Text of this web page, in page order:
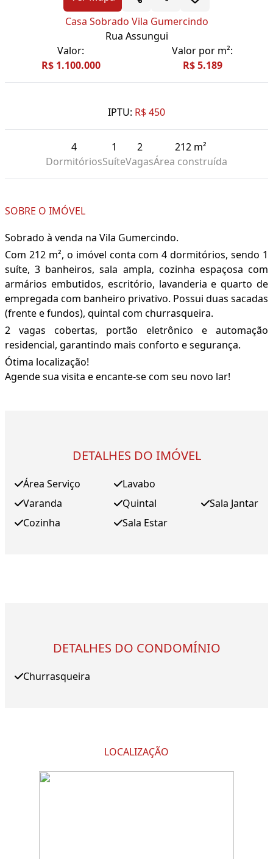
Casa Sobrado Vila Gumercindo
Rua Assungui
Valor:
R$ 1.100.000
Valor por m²:
R$ 5.189
IPTU: R$ 450
4
Dormitórios
1
Suíte
2
Vagas
212 m²
Área construída
SOBRE O IMÓVEL
Sobrado à venda na Vila Gumercindo.
Com 212 m², o imóvel conta com 4 dormitórios, sendo 1
suíte, 3 banheiros, sala ampla, cozinha espaçosa com
armários embutidos, escritório, lavanderia e quarto de
empregada com banheiro privativo. Possui duas sacadas
(frente e fundos), quintal com churrasqueira.
2 vagas cobertas, portão eletrônico e automação
residencial, garantindo mais conforto e segurança.
Ótima localização!
Agende sua visita e encante-se com seu novo lar!
DETALHES DO IMÓVEL
Área Serviço
Varanda
Cozinha
Lavabo
Quintal
Sala Estar
Sala Jantar
DETALHES DO CONDOMÍNIO
Churrasqueira
LOCALIZAÇÃO